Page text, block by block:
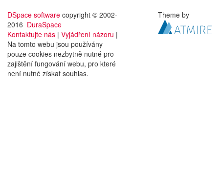
DSpace software copyright © 2002-
2016 DuraSpace
Kontaktujte nás | Vyjádření názoru |
Na tomto webu jsou používány
pouze cookies nezbytně nutné pro
zajištění fungování webu, pro které
není nutné získat souhlas.
Theme by